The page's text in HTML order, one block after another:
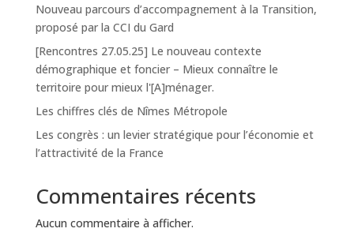
Nouveau parcours d’accompagnement à la Transition,
proposé par la CCI du Gard
[Rencontres 27.05.25] Le nouveau contexte
démographique et foncier – Mieux connaître le
territoire pour mieux l'[A]ménager.
Les chiffres clés de Nîmes Métropole
Les congrès : un levier stratégique pour l’économie et
l’attractivité de la France
Commentaires récents
Aucun commentaire à afficher.